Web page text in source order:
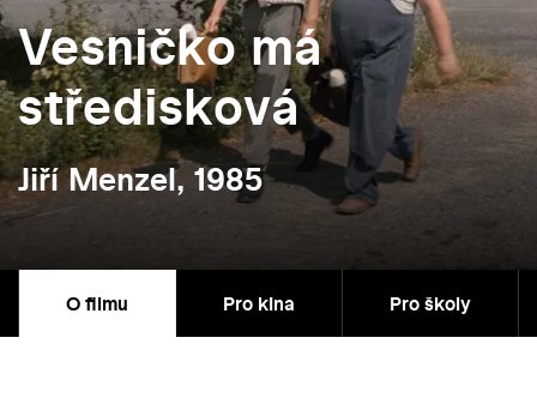
Vesničko má
středisková
Jiří Menzel, 1985
O filmu Pro kina Pro školy